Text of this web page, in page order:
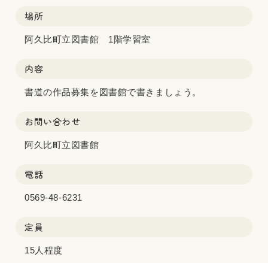
場所
阿久比町立図書館 1階学習室
内容
書道の作品募集を図書館で書きましょう。
お問い合わせ
阿久比町立図書館
電話
0569-48-6231
定員
15人程度